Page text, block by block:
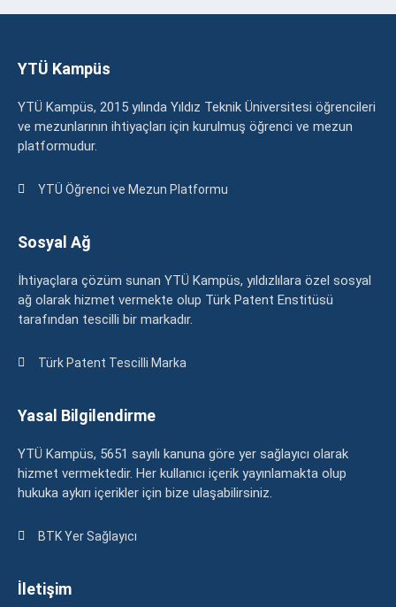
YTÜ Kampüs
YTÜ Kampüs, 2015 yılında Yıldız Teknik Üniversitesi öğrencileri
ve mezunlarının ihtiyaçları için kurulmuş öğrenci ve mezun
platformudur.
YTÜ Öğrenci ve Mezun Platformu
Sosyal Ağ
İhtiyaçlara çözüm sunan YTÜ Kampüs, yıldızlılara özel sosyal
ağ olarak hizmet vermekte olup Türk Patent Enstitüsü
tarafından tescilli bir markadır.
Türk Patent Tescilli Marka
Yasal Bilgilendirme
YTÜ Kampüs, 5651 sayılı kanuna göre yer sağlayıcı olarak
hizmet vermektedir. Her kullanıcı içerik yayınlamakta olup
hukuka aykırı içerikler için bize ulaşabilirsiniz.
BTK Yer Sağlayıcı
İletişim